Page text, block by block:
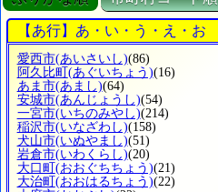
【あ行】あ・い・う・え・お
愛西市(あいさいし)(86)
阿久比町 (あぐいちょう)(16)
あま市(あまし)(64)
安城市(あんじょうし)(54)
一宮市(いちのみやし)(214)
稲沢市(いなざわし)(158)
犬山市(いぬやまし)(51)
岩倉市(いわくらし)(20)
大口町 (おおぐちちょう)(21)
大治町 (おおはるちょう)(22)